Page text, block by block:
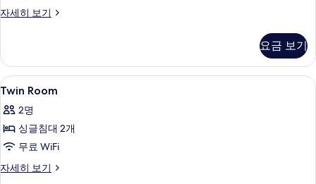
보
히
글
대
2
개
사
진
모
두
자세히 보기
스
트
윈
룸,
글
침
개
자
요금 보기
Twin
Room
사
진
모
두
노트북 작업 공간, 암막 커튼, 무료
6
Twin Room
2명
싱글침대 2개
무료 WiFi
자세히 보기
Twin